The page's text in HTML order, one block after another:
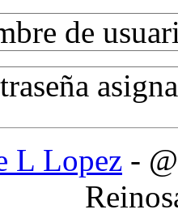
de
L Lopez -